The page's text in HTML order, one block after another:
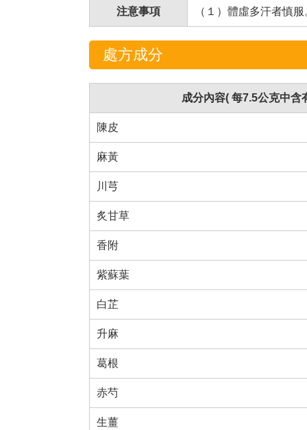
注意事項 （１）體虛多汗者慎
處方成分
成分內容( 每7.5公克中含
陳皮
麻黃
川芎
炙甘草
香附
紫蘇葉
白芷
升麻
葛根
赤芍
生薑